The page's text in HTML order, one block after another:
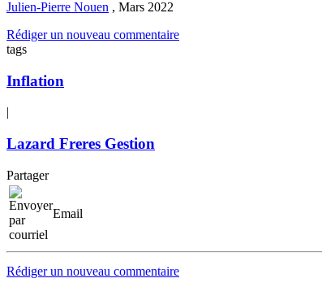
Julien-Pierre Nouen , Mars 2022
Rédiger un nouveau commentaire
tags
Inflation
|
Lazard Freres Gestion
Partager
Email
Rédiger un nouveau commentaire